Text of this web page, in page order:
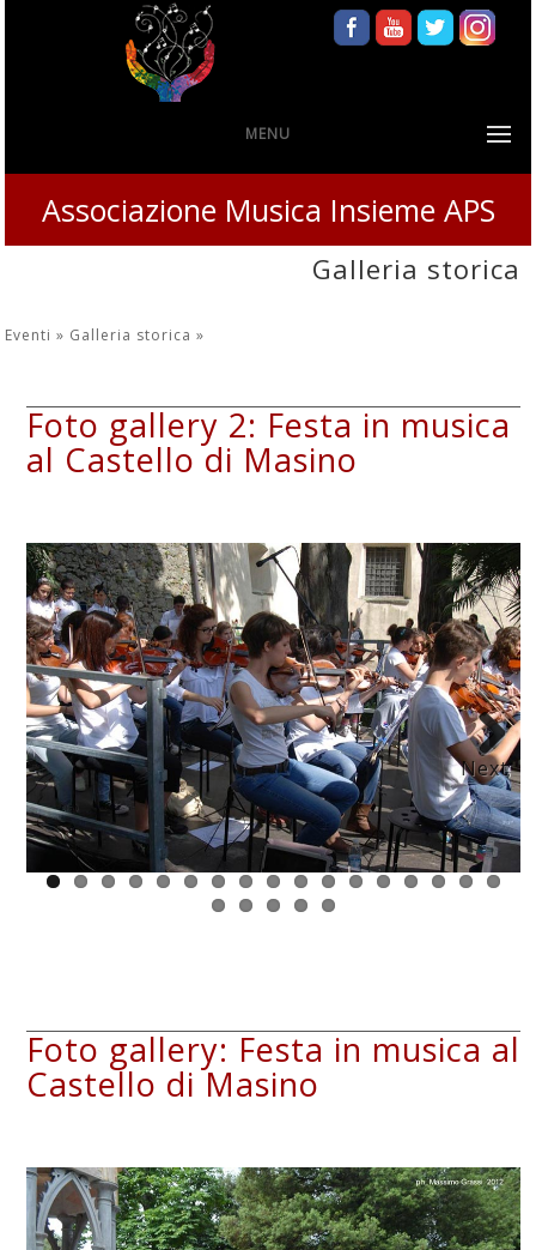
MENU
Associazione Musica Insieme APS
Galleria storica
Eventi » Galleria storica»
Foto gallery 2: Festa in musica
al Castello di Masino
Next
Foto gallery: Festa in musica al
Castello di Masino